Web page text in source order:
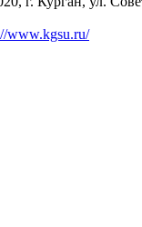
www.kgsu.ru/